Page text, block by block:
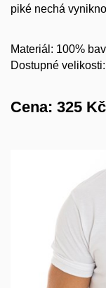
piké nechá
Materiál: 100%
Dostupné
Cena: 325 Kč